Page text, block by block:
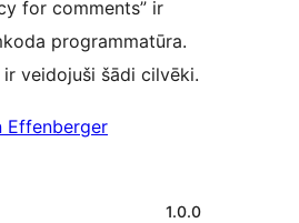
for comments” ir
programmatūra.
ir veidojuši šādi cilvēki.
Effenberger
1.0.0